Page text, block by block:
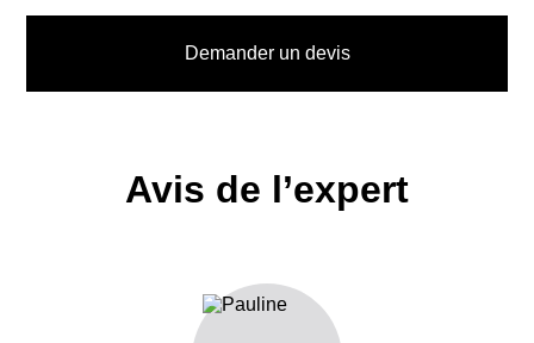
son impressionnante architecture.
Lac Tonlé Sapest une escapade hors du
le pays, qui se retrouve au marché de Battambang pour
échanger ces précieuses denrées.
les plus marquants de ce voyage. Ce sourire constant sur leur
visage apporte une attention particulière au séjour et touche la
Demander un devis
Avis de l’expert